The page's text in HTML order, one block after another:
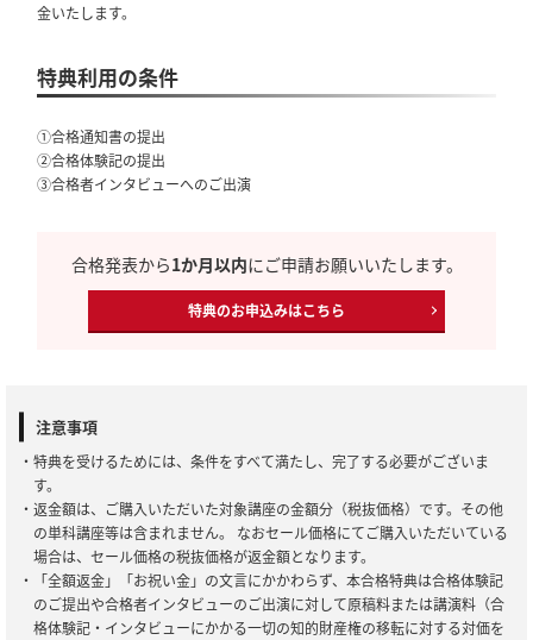
金いたします。
特典利用の条件
①合格通知書の提出
②合格体験記の提出
③合格者インタビューへのご出演
合格発表から1か月以内にご申請お願いいたします。
特典のお申込みはこちら
注意事項
・特典を受けるためには、条件をすべて満たし、完了する必要がございま
す。
・返金額は、ご購入いただいた対象講座の金額分（税抜価格）です。その他
の単科講座等は含まれません。 なおセール価格にてご購入いただいている
場合は、セール価格の税抜価格が返金額となります。
・「全額返金」「お祝い金」の文言にかかわらず、本合格特典は合格体験記
のご提出や合格者インタビューのご出演に対して原稿料または講演料（合
格体験記・インタビューにかかる一切の知的財産権の移転に対する対価を